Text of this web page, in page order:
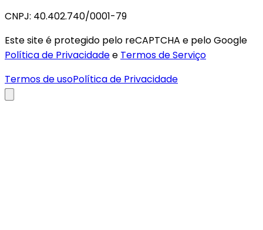
CNPJ: 40.402.740/0001-79
Este site é protegido pelo reCAPTCHA e pelo Google
Política de Privacidadee Termos de Serviço
Termos de usoPolítica de Privacidade